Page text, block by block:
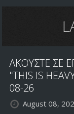
Death/
Xtreem
Music
ΑΚΟΥΣΤΕ ΣΕ
"THIS IS
08-26
August 08,